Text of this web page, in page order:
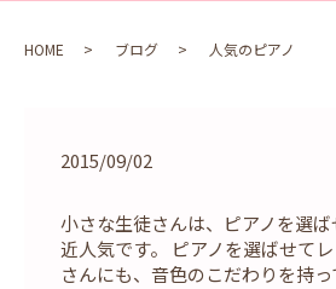
HOME ブログ 人気のピアノ
2015/09/02
小さな生徒さんは、ピアノを選
近人気です。 ピアノを選ばせて
さんにも、音色のこだわりを持っ